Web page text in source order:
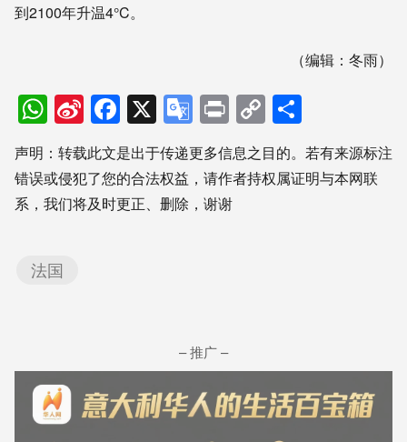
到2100年升温4°C。
（编辑：冬雨）
WhatsApp
Sina
Weibo
Facebook
X Google
Translate
PrintCopy
Link享
声明：转载此文是出于传递更多信息之目的。若有来源标注
错误或侵犯了您的合法权益，请作者持权属证明与本网联
系，我们将及时更正、删除，谢谢
法国
– 推广 –